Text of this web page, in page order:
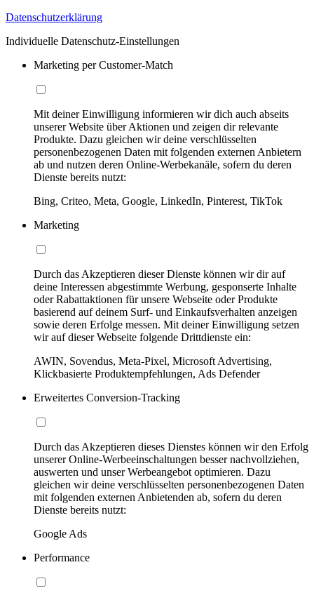
Datenschutzerklärung
Individuelle Datenschutz-Einstellungen
Marketing per Customer-Match
Mit deiner Einwilligung informieren wir dich auch abseits
unserer Website über Aktionen und zeigen dir relevante
Produkte. Dazu gleichen wir deine verschlüsselten
personenbezogenen Daten mit folgenden externen Anbietern
ab und nutzen deren Online-Werbekanäle, sofern du deren
Dienste bereits nutzt:
Bing, Criteo, Meta, Google, LinkedIn, Pinterest, TikTok
Marketing
Durch das Akzeptieren dieser Dienste können wir dir auf
deine Interessen abgestimmte Werbung, gesponserte Inhalte
oder Rabattaktionen für unsere Webseite oder Produkte
basierend auf deinem Surf- und Einkaufsverhalten anzeigen
sowie deren Erfolge messen. Mit deiner Einwilligung setzen
wir auf dieser Webseite folgende Drittdienste ein:
AWIN, Sovendus, Meta-Pixel, Microsoft Advertising,
Klickbasierte Produktempfehlungen, Ads Defender
Erweitertes Conversion-Tracking
Durch das Akzeptieren dieses Dienstes können wir den Erfolg
unserer Online-Werbeeinschaltungen besser nachvollziehen,
auswerten und unser Werbeangebot optimieren. Dazu
gleichen wir deine verschlüsselten personenbezogenen Daten
mit folgenden externen Anbietenden ab, sofern du deren
Dienste bereits nutzt:
Google Ads
Performance